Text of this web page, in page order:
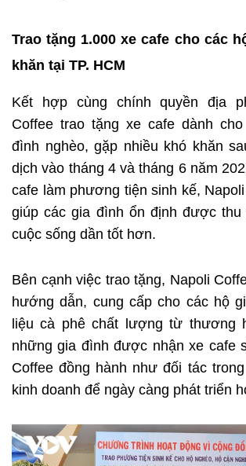
Trao tặng 1.000 xe cafe cho các
khăn tại TP. HCM
Kết hợp cùng chính quyền địa
Coffee trao tặng xe cafe dành
đình nghèo, gặp nhiều khó khăn
dịch vào tháng 4 và tháng 6 năm
cafe làm phương tiện sinh kế,
giúp các gia đình ổn định được thu
cuộc sống dần tốt hơn.
Bên cạnh việc trao tặng, Napoli
hướng dẫn, cung cấp cho các hộ
liệu cà phê chất lượng từ thương
những gia đình được nhận xe cafe
Coffee đồng hành như đối tác
kinh doanh để ngày càng phát triển